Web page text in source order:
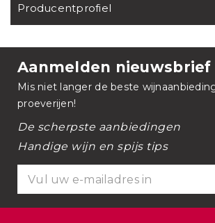
Producentprofiel
Aanmelden nieuwsbrief
Mis niet langer de beste
proeverijen!
De scherpste aanbiedingen
Handige wijn en spijs tips